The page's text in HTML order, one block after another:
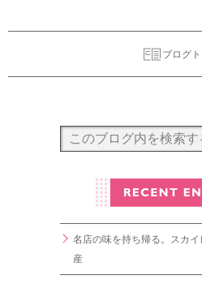
ブログ
名店の味を持ち帰る。スカ
産